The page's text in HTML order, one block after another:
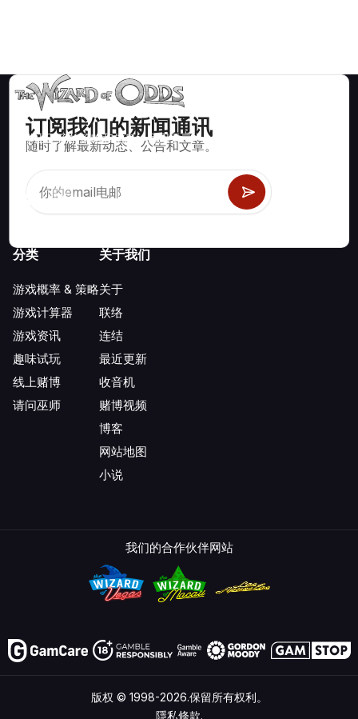
订阅我们的新闻通讯
随时了解最新动态、公告和文章。
数学上正确的策略和信息，适用于二十一点、掷骰子、轮盘赌等
数百种可玩的赌场游戏。
分类
游戏概率 & 策略
游戏计算器
游戏资讯
趣味试玩
线上赌博
请问巫师
关于我们
关于
联络
连结
最近更新
收音机
赌博视频
博客
网站地图
小说
我们的合作伙伴网站
版权 © 1998-2026.保留所有权利。
隱私條款.